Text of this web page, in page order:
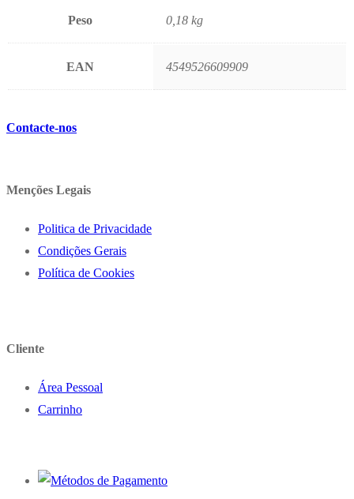
Peso 0,18 kg
EAN 4549526609909
Contacte-nos
Menções Legais
Politica de Privacidade
Condições Gerais
Política de Cookies
Cliente
Área Pessoal
Carrinho